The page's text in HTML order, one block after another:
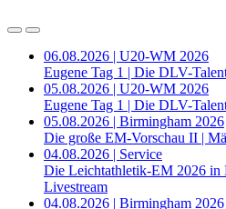
06.08.2026 | U20-WM 2026
Eugene Tag 1 | Die DLV-
05.08.2026 | U20-WM 2026
Eugene Tag 1 | Die DLV-
05.08.2026 | Birmingham 2026
Die große EM-Vorschau II |
04.08.2026 | Service
Die Leichtathletik-EM 2026
Livestream
04.08.2026 | Birmingham 2026